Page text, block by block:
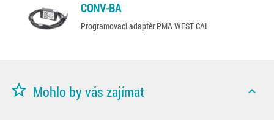
CONV-BA
Programovací adaptér PMA WEST CAL
star_border Mohlo by vás zajímat expand_less